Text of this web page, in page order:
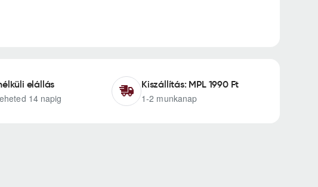
elállás
14 napig
Kiszállítás: MPL 1990 Ft
1-2 munkanap